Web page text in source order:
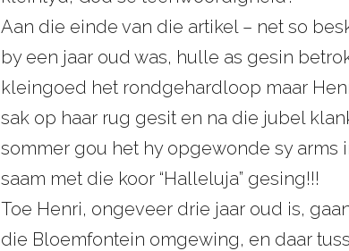
Aan die einde van die artikel – net so
by een jaar oud was, hulle as gesin
kleingoed het rondgehardloop maar
sak op haar rug gesit en na die jubel
sommer gou het hy opgewonde sy
saam met die koor “Halleluja” gesing!!!
Toe Henri, ongeveer drie jaar oud is,
die Bloemfontein omgewing, en daar